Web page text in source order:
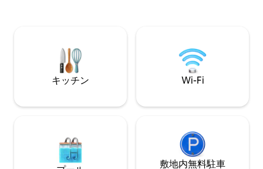
beach games, lounge chairs
て海に面しています。 高速Wi-Fi
い機付きのモダ
完璧な滞在をお楽
キッチン Wi-Fi
敷地内無料駐⁠車